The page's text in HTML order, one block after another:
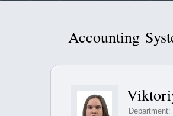
Accounting
Department: